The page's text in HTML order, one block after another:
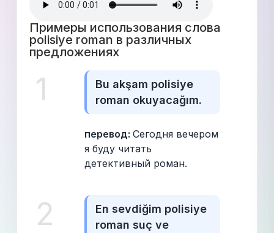
Примеры использования слова
polisiye roman в различных
предложениях
1
Bu akşam polisiye
roman okuyacağım.
перевод: Сегодня вечером
я буду читать
детективный роман.
2
En sevdiğim polisiye
roman suç ve